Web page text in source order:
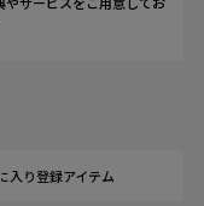
入り登録アイテム